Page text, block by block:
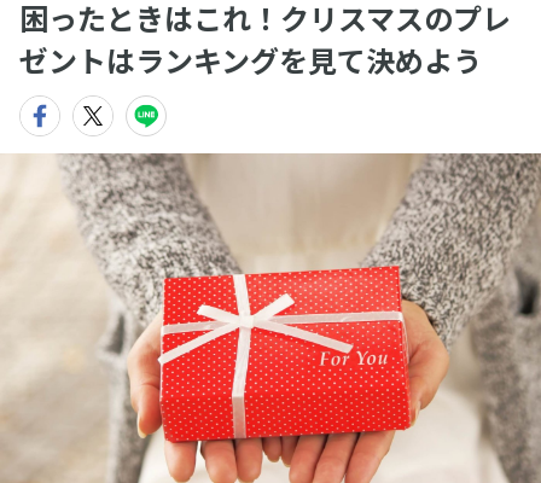
困ったときはこれ！クリスマスのプレ
ゼントはランキングを見て決めよう